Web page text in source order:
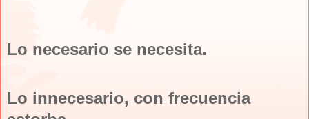
Lo necesario se necesita.
Lo innecesario, con frecuencia